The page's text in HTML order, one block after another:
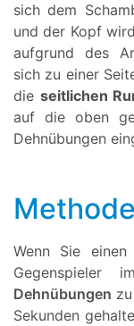
sich dem
und der Kopf
aufgrund des
sich zu einer
die seitlichen
auf die oben
Dehnübungen
Wenn Sie einen
Gegenspieler
Dehnübungen
Sekunden